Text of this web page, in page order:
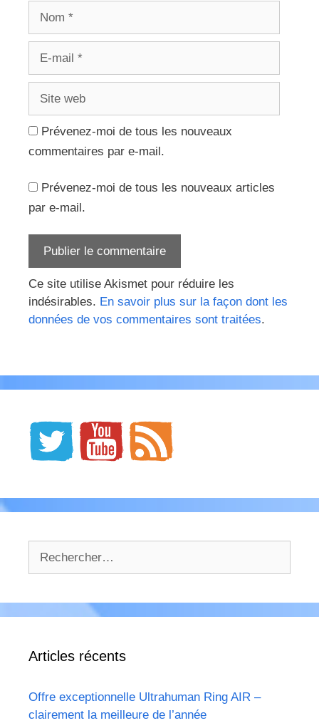
Prévenez-moi de tous les nouveaux
commentaires par e-mail.
Prévenez-moi de tous les nouveaux articles
par e-mail.
Ce site utilise Akismet pour réduire les
indésirables. En savoir plus sur la façon dont les
données de vos commentaires sont traitées.
Articles récents
Offre exceptionnelle Ultrahuman Ring AIR –
clairement la meilleure de l’année